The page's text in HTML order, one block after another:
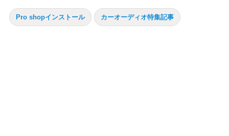
Pro shopインストール カーオーディオ特集記事